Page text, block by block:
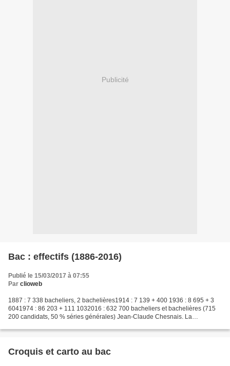
Publicité
Bac : effectifs (1886-2016)
Publié le 15/03/2017 à 07:55
Par clioweb
1887 : 7 338 bacheliers, 2 bachelières1914 : 7 139 + 400 1936 : 8 695 + 3
6041974 : 86 203 + 111 1032016 : 632 700 bacheliers et bachelières (715
200 candidats, 50 % séries générales) Jean-Claude Chesnais. La
Croquis et carto au bac